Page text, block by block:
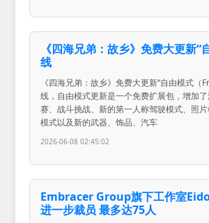
《四海兄弟：故乡》免费大更新“
线
《四海兄弟：故乡》免费大更新“自由模式（
线，自由模式更新是一个免费扩展包，增加
赛、战斗挑战、新的第一人称驾驶模式、照
模式以及新的武器、饰品、汽车
2026-06-08 02:45:02
Embracer Group旗下工作室
进一步裁员 最多达75人